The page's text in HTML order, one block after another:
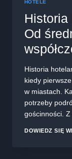
HOTELE
Historia
Od
Historia
kiedy
w miastach.
potrzeby
gościnności.
DOWIEDZ SIĘ